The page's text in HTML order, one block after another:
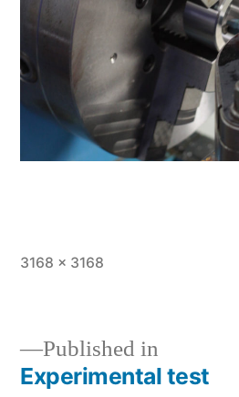
Full
3168 × 3168
Published in
Experimental test